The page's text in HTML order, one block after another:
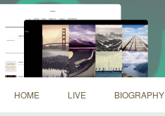
HOME LIVE BIOGRAPHY